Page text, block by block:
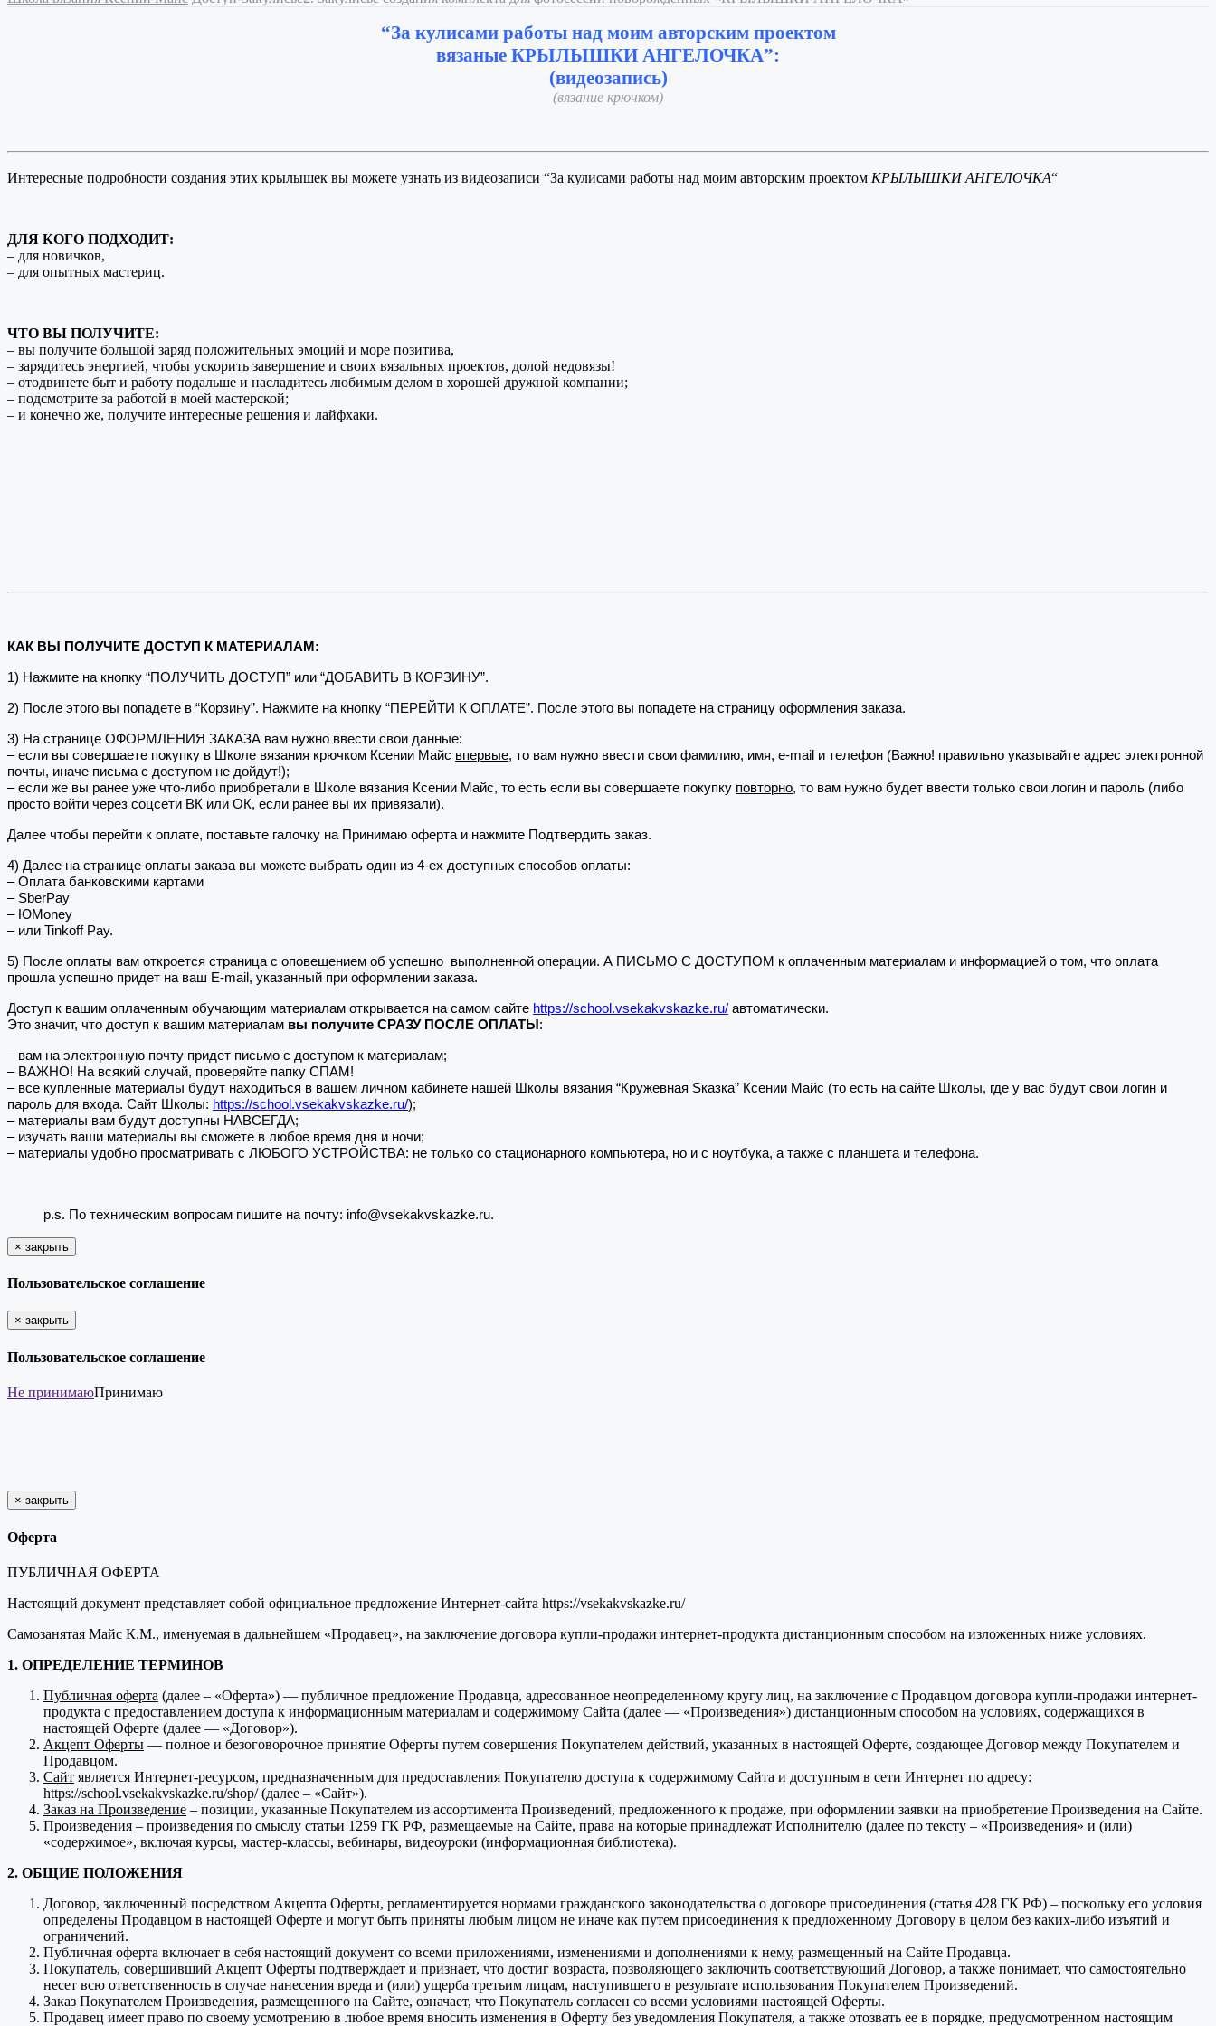
“За кулисами работы над моим авторским проектом
вязаные КРЫЛЫШКИ АНГЕЛОЧКА”:
(видеозапись)
(вязание крючком)
Интересные подробности создания этих крылышек вы можете узнать из видеозаписи “За кулисами работы над моим авторским проектом КРЫЛЫШКИ АНГЕЛОЧКА“
ДЛЯ КОГО ПОДХОДИТ:
– для новичков,
– для опытных мастериц.
ЧТО ВЫ ПОЛУЧИТЕ:
– вы получите большой заряд положительных эмоций и море позитива,
– зарядитесь энергией, чтобы ускорить завершение и своих вязальных проектов, долой недовязы!
– отодвинете быт и работу подальше и насладитесь любимым делом в хорошей дружной компании;
– подсмотрите за работой в моей мастерской;
– и конечно же, получите интересные решения и лайфхаки.
КАК ВЫ ПОЛУЧИТЕ ДОСТУП К МАТЕРИАЛАМ:
1) Нажмите на кнопку “ПОЛУЧИТЬ ДОСТУП” или “ДОБАВИТЬ В КОРЗИНУ”.
2) После этого вы попадете в “Корзину”. Нажмите на кнопку “ПЕРЕЙТИ К ОПЛАТЕ”. После этого вы попадете на страницу оформления заказа.
3) На странице ОФОРМЛЕНИЯ ЗАКАЗА вам нужно ввести свои данные:
– если вы совершаете покупку в Школе вязания крючком Ксении Майс впервые, то вам нужно ввести свои фамилию, имя, e-mail и телефон (Важно! правильно указывайте адрес электронной
почты, иначе письма с доступом не дойдут!);
– если же вы ранее уже что-либо приобретали в Школе вязания Ксении Майс, то есть если вы совершаете покупку повторно, то вам нужно будет ввести только свои логин и пароль (либо
просто войти через соцсети ВК или ОК, если ранее вы их привязали).
Далее чтобы перейти к оплате, поставьте галочку на Принимаю оферта и нажмите Подтвердить заказ.
4) Далее на странице оплаты заказа вы можете выбрать один из 4-ех доступных способов оплаты:
– Оплата банковскими картами
– SberPay
– ЮMoney
– или Tinkoff Pay.
5) После оплаты вам откроется страница с оповещением об успешно выполненной операции. А ПИСЬМО С ДОСТУПОМ к оплаченным материалам и информацией о том, что оплата
прошла успешно придет на ваш E-mail, указанный при оформлении заказа.
Доступ к вашим оплаченным обучающим материалам открывается на самом сайте https://school.vsekakvskazke.ru/ автоматически.
Это значит, что доступ к вашим материалам вы получите СРАЗУ ПОСЛЕ ОПЛАТЫ :
– вам на электронную почту придет письмо с доступом к материалам;
– ВАЖНО! На всякий случай, проверяйте папку СПАМ!
– все купленные материалы будут находиться в вашем личном кабинете нашей Школы вязания “Кружевная Sказка” Ксении Майс (то есть на сайте Школы, где у вас будут свои логин и
пароль для входа. Сайт Школы: https://school.vsekakvskazke.ru/);
– материалы вам будут доступны НАВСЕГДА;
– изучать ваши материалы вы сможете в любое время дня и ночи;
– материалы удобно просматривать с ЛЮБОГО УСТРОЙСТВА: не только со стационарного компьютера, но и с ноутбука, а также с планшета и телефона.
p.s. По техническим вопросам пишите на почту: info@vsekakvskazke.ru.
× закрыть
Пользовательское соглашение
× закрыть
Пользовательское соглашение
Не принимаюПринимаю
× закрыть
Оферта
ПУБЛИЧНАЯ ОФЕРТА
Настоящий документ представляет собой официальное предложение Интернет-сайта https://vsekakvskazke.ru/
Самозанятая Майс К.М., именуемая в дальнейшем «Продавец», на заключение договора купли-продажи интернет-продукта дистанционным способом на изложенных ниже условиях.
1. ОПРЕДЕЛЕНИЕ ТЕРМИНОВ
Публичная оферта (далее – «Оферта») — публичное предложение Продавца, адресованное неопределенному кругу лиц, на заключение с Продавцом договора купли-продажи интернет-
продукта с предоставлением доступа к информационным материалам и содержимому Сайта (далее — «Произведения») дистанционным способом на условиях, содержащихся в
настоящей Оферте (далее — «Договор»).
Акцепт Оферты — полное и безоговорочное принятие Оферты путем совершения Покупателем действий, указанных в настоящей Оферте, создающее Договор между Покупателем и
Продавцом.
Сайт является Интернет-ресурсом, предназначенным для предоставления Покупателю доступа к содержимому Сайта и доступным в сети Интернет по адресу:
https://school.vsekakvskazke.ru/shop/ (далее – «Сайт»).
Заказ на Произведение – позиции, указанные Покупателем из ассортимента Произведений, предложенного к продаже, при оформлении заявки на приобретение Произведения на Сайте.
Произведения – произведения по смыслу статьи 1259 ГК РФ, размещаемые на Сайте, права на которые принадлежат Исполнителю (далее по тексту – «Произведения» и (или)
«содержимое», включая курсы, мастер-классы, вебинары, видеоуроки (информационная библиотека).
2. ОБЩИЕ ПОЛОЖЕНИЯ
Договор, заключенный посредством Акцепта Оферты, регламентируется нормами гражданского законодательства о договоре присоединения (статья 428 ГК РФ) – поскольку его условия
определены Продавцом в настоящей Оферте и могут быть приняты любым лицом не иначе как путем присоединения к предложенному Договору в целом без каких-либо изъятий и
ограничений.
Публичная оферта включает в себя настоящий документ со всеми приложениями, изменениями и дополнениями к нему, размещенный на Сайте Продавца.
Покупатель, совершивший Акцепт Оферты подтверждает и признает, что достиг возраста, позволяющего заключить соответствующий Договор, а также понимает, что самостоятельно
несет всю ответственность в случае нанесения вреда и (или) ущерба третьим лицам, наступившего в результате использования Покупателем Произведений.
Заказ Покупателем Произведения, размещенного на Сайте, означает, что Покупатель согласен со всеми условиями настоящей Оферты.
Продавец имеет право по своему усмотрению в любое время вносить изменения в Оферту без уведомления Покупателя, а также отозвать ее в порядке, предусмотренном настоящим